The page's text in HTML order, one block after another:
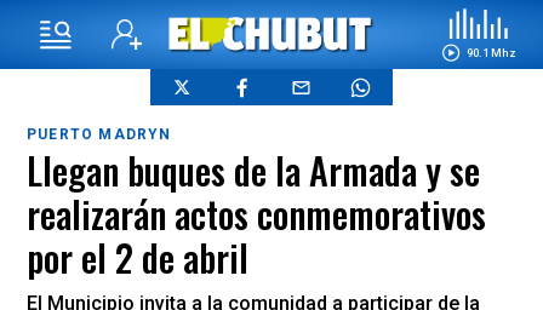
90.1 Mhz
PUERTO MADRYN
Llegan buques de la Armada y se
realizarán actos conmemorativos
por el 2 de abril
El Municipio invita a la comunidad a participar de la